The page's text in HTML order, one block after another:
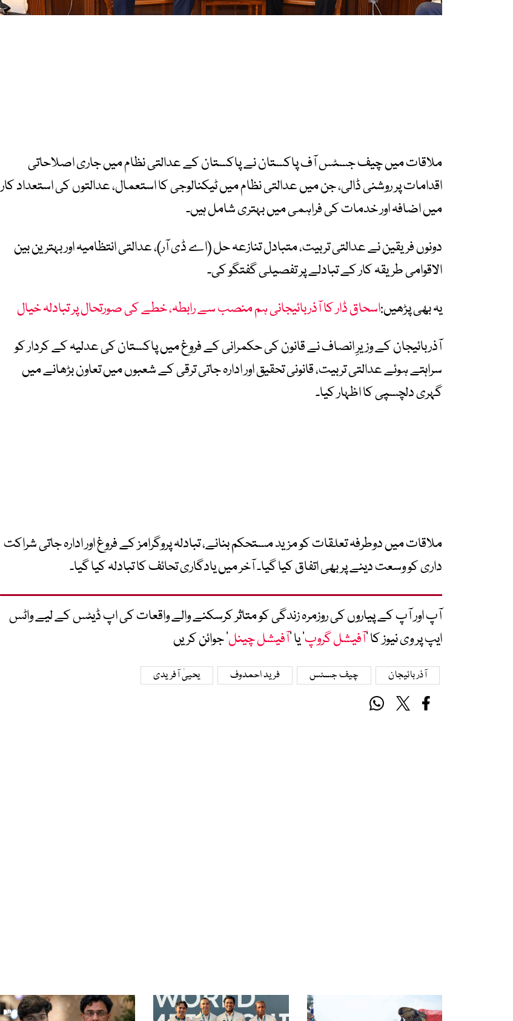
ملاقات میں چیف جسٹس آف پاکستان نے پاکستان کے عدالتی نظام میں جاری اصلاحاتی
اقدامات پر روشنی ڈالی، جن میں عدالتی نظام میں ٹیکنالوجی کا استعمال، عدالتوں کی استعداد کار
میں اضافہ اور خدمات کی فراہمی میں بہتری شامل ہیں۔
دونوں فریقین نے عدالتی تربیت، متبادل تنازعہ حل (اے ڈی آر)، عدالتی انتظامیہ اور بہترین بین
الاقوامی طریقہ کار کے تبادلے پر تفصیلی گفتگو کی۔
یہ بھی پڑھیں:اسحاق ڈار کا آذربائیجانی ہم منصب سے رابطہ، خطے کی صورتحال پر تبادلہ خیال
آذربائیجان کے وزیرِ انصاف نے قانون کی حکمرانی کے فروغ میں پاکستان کی عدلیہ کے کردار کو
سراہتے ہوئے عدالتی تربیت، قانونی تحقیق اور ادارہ جاتی ترقی کے شعبوں میں تعاون بڑھانے میں
گہری دلچسپی کا اظہار کیا۔
ملاقات میں دوطرفہ تعلقات کو مزید مستحکم بنانے، تبادلہ پروگرامز کے فروغ اور ادارہ جاتی شراکت
داری کو وسعت دینے پر بھی اتفاق کیا گیا۔ آخر میں یادگاری تحائف کا تبادلہ کیا گیا۔
آپ اور آپ کے پیاروں کی روزمرہ زندگی کو متاثر کرسکنے والے واقعات کی اپ ڈیٹس کے لیے واٹس
ایپ پر وی نیوز کا ’آفیشل گروپ‘ یا ’آفیشل چینل‘ جوائن کریں
آذربائیجان چیف جسٹس فرید احمدوف یحییٰ آفریدی